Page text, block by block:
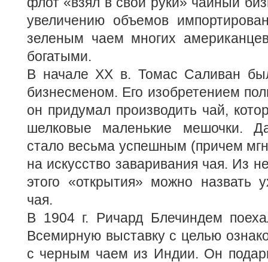
увеличению объемов
зеленым чаем многих
богатыми.
В начале ХХ в. Томас Саливан
бизнесменом. Его изобретением
он придумал производить чай,
шелковые маленькие мешочки.
стало весьма успешным (причем
на искусство заваривания чая. Из
этого «открытия» можно назвать
чая.
В 1904 г. Ричард Блечиндем
Всемирную выставку с целью
с черным чаем из Индии. Он